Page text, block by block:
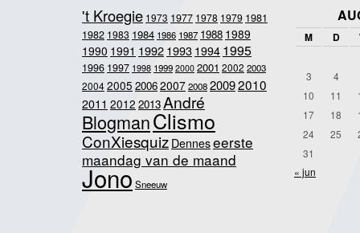
't Kroegie 1973 1977 1978 1979 1981
1982 1983 1984 1986 1987 1988 1989
1990 1991 19921993 1994 1995
1996 1997 1998 1999 2000 2001 2002 2003
20042005 20062007200820092010
2011 2012 2013André
BlogmanClismo
ConXiesquiz Denneseerste
maandag van de maand
JonoSneeuw
M D
3
4
10
11
17
18
24
25
31
« jun